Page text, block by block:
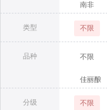
南非
类型 不限
品种 不限
佳丽酿
分级 不限